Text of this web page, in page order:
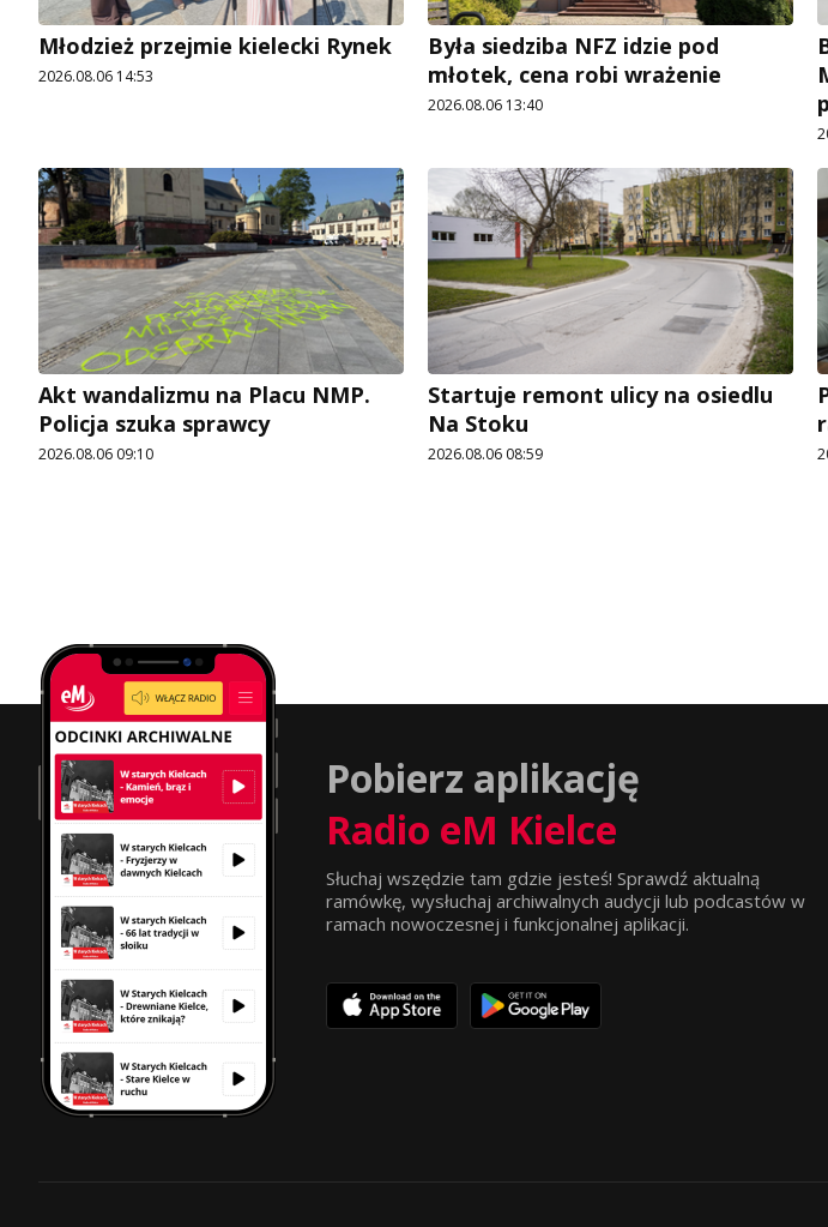
Młodzież przejmie kielecki Rynek
2026.08.06 14:53
Była siedziba NFZ idzie pod
młotek, cena robi wrażenie
2026.08.06 13:40
Akt wandalizmu na Placu NMP.
Policja szuka sprawcy
2026.08.06 09:10
Startuje remont ulicy na osiedlu
Na Stoku
2026.08.06 08:59
Pobierz aplikację
Radio eM Kielce
Słuchaj wszędzie tam gdzie jesteś! Sprawdź aktualną
ramówkę, wysłuchaj archiwalnych audycji lub podcastów w
ramach nowoczesnej i funkcjonalnej aplikacji.